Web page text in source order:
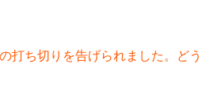
打ち切りを告げられました。どう